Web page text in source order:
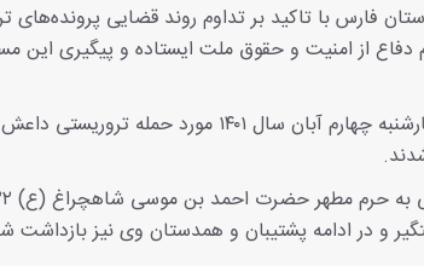
فارس با تاکید بر تداوم روند قضایی پرونده‌های
دفاع از امنیت و حقوق ملت ایستاده و پیگیری این
و در ادامه پشتیبان و همدستان وی نیز بازداشت